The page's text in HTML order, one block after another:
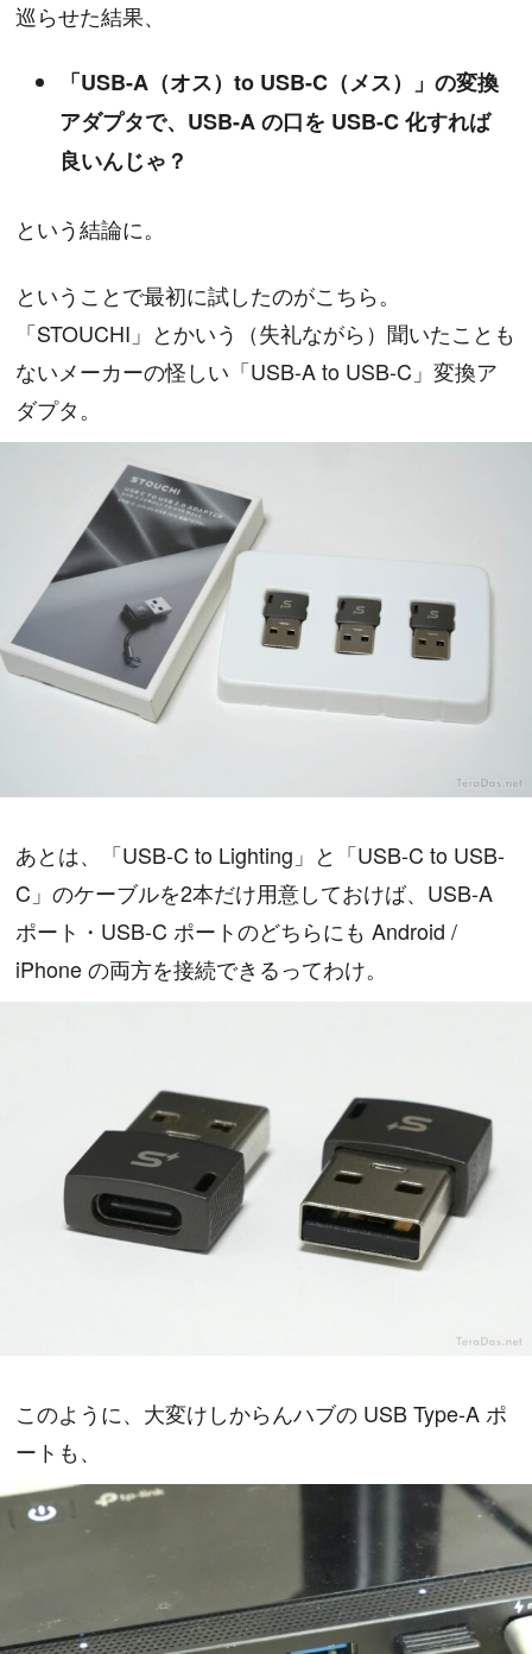
巡らせた結果、
「USB-A（オス）to USB-C（メス）」の変換
アダプタで、USB-A の口を USB-C 化すれば
良いんじゃ？
という結論に。
ということで最初に試したのがこちら。
「STOUCHI」とかいう（失礼ながら）聞いたことも
ないメーカーの怪しい「USB-A to USB-C」変換ア
ダプタ。
あとは、「USB-C to Lighting」と「USB-C to USB-
C」のケーブルを2本だけ用意しておけば、USB-A
ポート・USB-C ポートのどちらにも Android /
iPhone の両方を接続できるってわけ。
このように、大変けしからんハブの USB Type-A ポ
ートも、